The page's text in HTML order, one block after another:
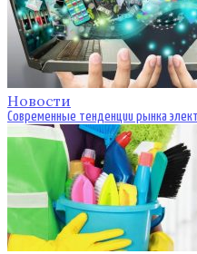
Новости
Современные тенденции рынка